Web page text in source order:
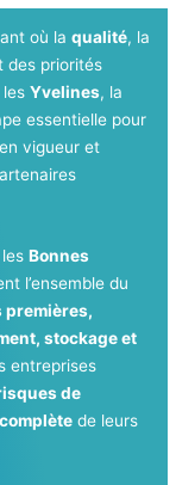
où laqualité, la
des priorités
lesYvelines, la
essentielle pour
vigueur et
lesBonnes
l’ensemble du
premières,
stockage et
entreprises
de
de leurs